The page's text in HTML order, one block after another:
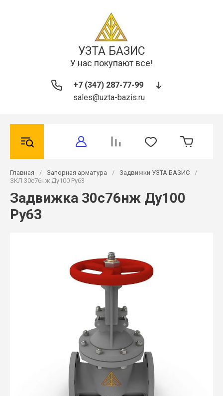
УЗТА БАЗИС
У нас покупают все!
+7 (347) 287-77-99
sales@uzta-bazis.ru
Главная / Запорная арматура / Задвижки УЗТА БАЗИС
/
ЗКЛ 30с76нж Ду100 Ру63
Задвижка 30с76нж Ду100
Ру63